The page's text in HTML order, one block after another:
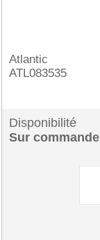
Atlantic
ATL083535
Disponibilité
Sur commande